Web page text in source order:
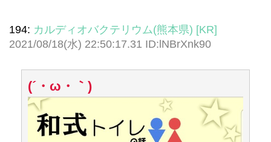
194: カルディオバクテリウム(熊本県) [KR]
2021/08/18(水) 22:50:17.31 ID:lNBrXnk90
(´・ω・｀)